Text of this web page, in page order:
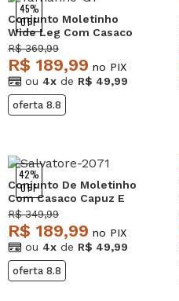
45%
OFF
Conjunto Moletinho
Wide Leg Com Casaco
de Capuz Marinho
Salvatore
R$ 369,99
R$ 189,99 no PIX
ou 4x de R$ 49,99
oferta 8.8
42%
OFF
Conjunto De Moletinho
Com Casaco Capuz E
Calça Jogger Verde
Salvatore
R$ 349,99
R$ 189,99 no PIX
ou 4x de R$ 49,99
oferta 8.8